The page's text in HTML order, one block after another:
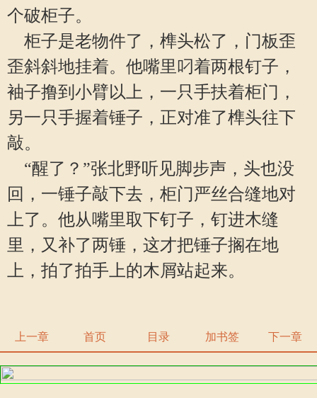
个破柜子。
柜子是老物件了，榫头松了，门板歪
歪斜斜地挂着。他嘴里叼着两根钉子，
袖子撸到小臂以上，一只手扶着柜门，
另一只手握着锤子，正对准了榫头往下
敲。
“醒了？”张北野听见脚步声，头也没
回，一锤子敲下去，柜门严丝合缝地对
上了。他从嘴里取下钉子，钉进木缝
里，又补了两锤，这才把锤子搁在地
上，拍了拍手上的木屑站起来。
上一章 首页 目录 加书签 下一章